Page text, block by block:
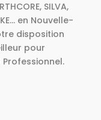
SILVA,
en Nouvelle-
disposition
pour